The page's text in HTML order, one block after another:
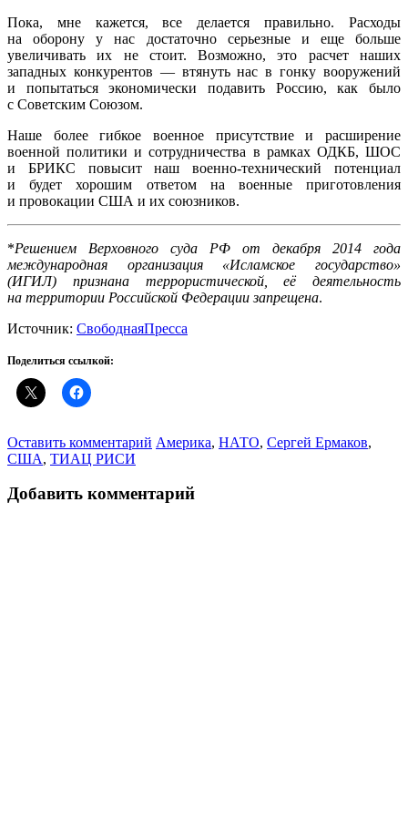
Пока, мне кажется, все делается правильно. Расходы
на оборону у нас достаточно серьезные и еще больше
увеличивать их не стоит. Возможно, это расчет наших
западных конкурентов — втянуть нас в гонку вооружений
и попытаться экономически подавить Россию, как было
с Советским Союзом.
Наше более гибкое военное присутствие и расширение
военной политики и сотрудничества в рамках ОДКБ, ШОС
и БРИКС повысит наш военно-технический потенциал
и будет хорошим ответом на военные приготовления
и провокации США и их союзников.
*Решением Верховного суда РФ от декабря 2014 года
международная организация «Исламское государство»
(ИГИЛ) признана террористической, её деятельность
на территории Российской Федерации запрещена.
Источник: СвободнаяПресса
Поделиться ссылкой:
Оставить комментарий Америка, НАТО, Сергей Ермаков,
США, ТИАЦ РИСИ
Добавить комментарий